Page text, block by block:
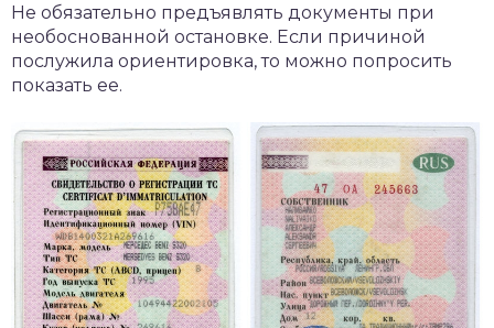
Не обязательно предъявлять документы при
необоснованной остановке. Если причиной
послужила ориентировка, то можно попросить
показать ее.